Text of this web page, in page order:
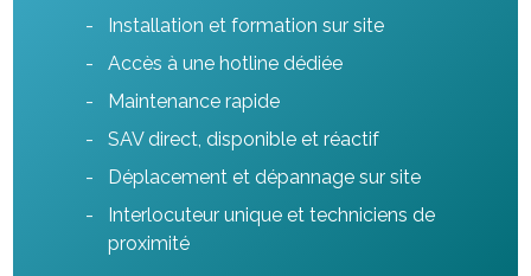
Installation et formation sur site
Accès à une hotline dédiée
Maintenance rapide
SAV direct, disponible et réactif
Déplacement et dépannage sur site
Interlocuteur unique et techniciens de
proximité